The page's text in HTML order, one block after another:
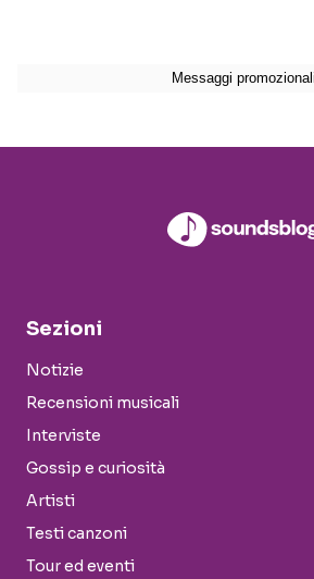
Sezioni
Notizie
Recensioni musicali
Interviste
Gossip e curiosità
Artisti
Testi canzoni
Tour ed eventi